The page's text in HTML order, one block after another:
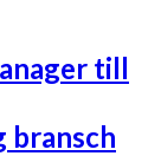
till